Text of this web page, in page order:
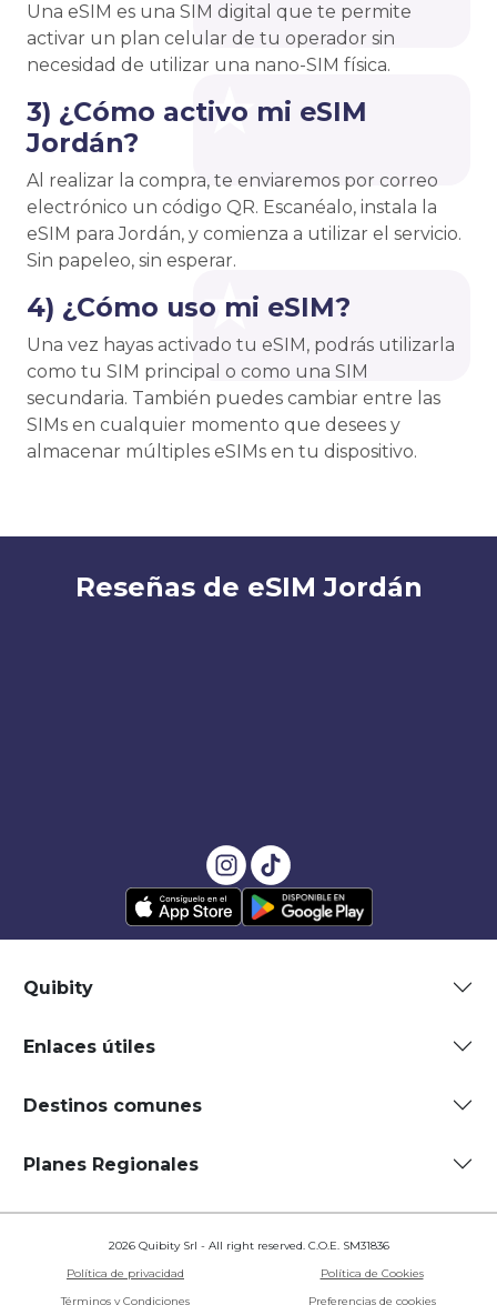
Una eSIM es una SIM digital que te permite
activar un plan celular de tu operador sin
necesidad de utilizar una nano-SIM física.
3) ¿Cómo activo mi eSIM
Jordán?
Al realizar la compra, te enviaremos por correo
electrónico un código QR. Escanéalo, instala la
eSIM para Jordán, y comienza a utilizar el servicio.
Sin papeleo, sin esperar.
4) ¿Cómo uso mi eSIM?
Una vez hayas activado tu eSIM, podrás utilizarla
como tu SIM principal o como una SIM
secundaria. También puedes cambiar entre las
SIMs en cualquier momento que desees y
almacenar múltiples eSIMs en tu dispositivo.
Reseñas de eSIM Jordán
Quibity
Enlaces útiles
Destinos comunes
Planes Regionales
2026 Quibity Srl - All right reserved. C.O.E. SM31836
Política de privacidad
Política de Cookies
Términos y Condiciones
Preferencias de cookies